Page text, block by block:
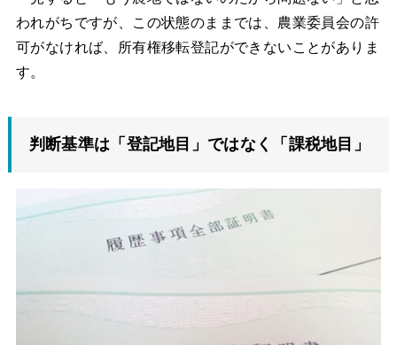
われがちですが、この状態のままでは、農業委員会の許
可がなければ、所有権移転登記ができないことがありま
す。
判断基準は「登記地目」ではなく「課税地目」